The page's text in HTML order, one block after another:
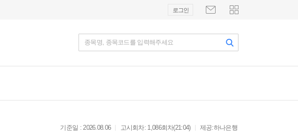
로그인
종목명, 종목코드를 입력해주세요
기준일 : 2026.08.06 고시회차: 1,086회차(21:04) 제공:하나은행